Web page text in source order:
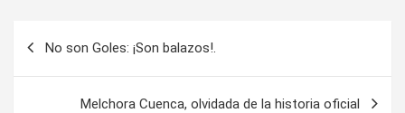
entradas
No son Goles: ¡Son balazos!.
Melchora Cuenca, olvidada de la historia oficial